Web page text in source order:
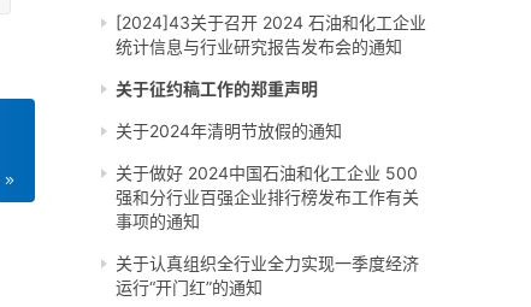
[2024]43关于召开 2024 石油和化工企业
统计信息与行业研究报告发布会的通知
关于征约稿工作的郑重声明
关于2024年清明节放假的通知
关于做好 2024中国石油和化工企业 500
强和分行业百强企业排行榜发布工作有关
事项的通知
关于认真组织全行业全力实现一季度经济
运行“开门红”的通知